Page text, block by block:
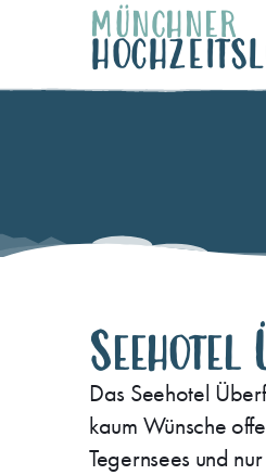
MÜNCHNER
Das Seehotel
kaum Wünsche
Tegernsees und